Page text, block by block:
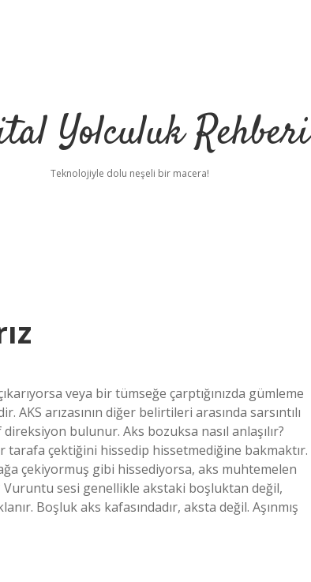
Yolculuk Rehberi
Teknolojiyle dolu neşeli bir macera!
veya bir tümseğe çarptığınızda gümleme
AKS arızasının diğer belirtileri arasında sarsıntılı
bulunur. Aks bozuksa nasıl anlaşılır?
tarafa çektiğini hissedip hissetmediğine bakmaktır.
çekiyormuş gibi hissediyorsa, aks muhtemelen
Vuruntu sesi genellikle akstaki boşluktan değil,
Boşluk aks kafasındadır, aksta değil. Aşınmış